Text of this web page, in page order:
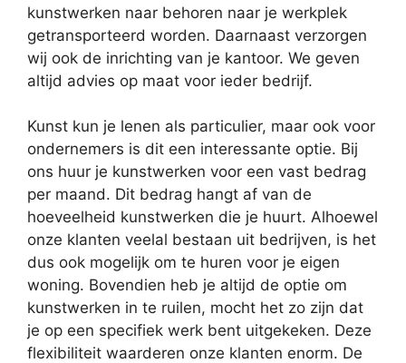
kunstwerken naar behoren naar je werkplek
getransporteerd worden. Daarnaast verzorgen
wij ook de inrichting van je kantoor. We geven
altijd advies op maat voor ieder bedrijf.
Kunst kun je lenen als particulier, maar ook voor
ondernemers is dit een interessante optie. Bij
ons huur je kunstwerken voor een vast bedrag
per maand. Dit bedrag hangt af van de
hoeveelheid kunstwerken die je huurt. Alhoewel
onze klanten veelal bestaan uit bedrijven, is het
dus ook mogelijk om te huren voor je eigen
woning. Bovendien heb je altijd de optie om
kunstwerken in te ruilen, mocht het zo zijn dat
je op een specifiek werk bent uitgekeken. Deze
flexibiliteit waarderen onze klanten enorm. De